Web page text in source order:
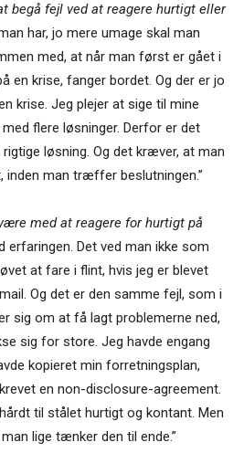
begå fejl ved at reagere hurtigt eller
har, jo mere umage skal man
med, at når man først er gået i
en krise, fanger bordet. Og der er jo
krise. Jeg plejer at sige til mine
flere løsninger. Derfor er det
løsning. Og det kræver, at man
inden man træffer beslutningen.”
med at reagere for hurtigt på
erfaringen. Det ved man ikke som
at fare i flint, hvis jeg er blevet
Og det er den samme fejl, som i
sig om at få lagt problemerne ned,
sig for store. Jeg havde engang
kopieret min forretningsplan,
en non-disclosure-agreement.
til stålet hurtigt og kontant. Men
lige tænker den til ende.”